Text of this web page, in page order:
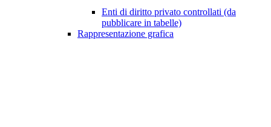
Enti di diritto privato controllati (da
pubblicare in tabelle)
Rappresentazione grafica